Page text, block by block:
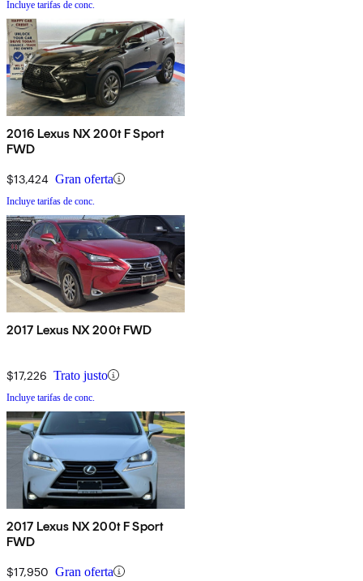
Incluye tarifas de conc.
2016 Lexus NX 200t F Sport
FWD
$13,424 Gran oferta
Incluye tarifas de conc.
2017 Lexus NX 200t FWD
$17,226 Trato justo
Incluye tarifas de conc.
2017 Lexus NX 200t F Sport
FWD
$17,950 Gran oferta